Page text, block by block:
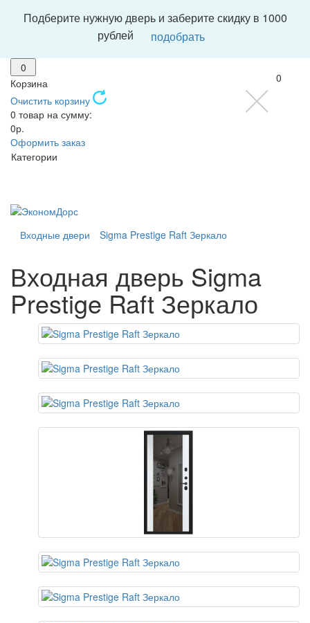
Подберите нужную дверь и заберите скидку в 1000
рублей
подобрать
0
0
Корзина
Очистить корзину
0 товар на сумму:
0р.
Оформить заказ
Категории
Входные двери Sigma Prestige Raft Зеркало
Входная дверь Sigma
Prestige Raft Зеркало